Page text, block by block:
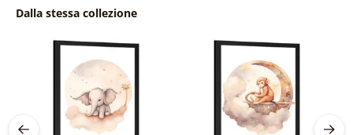
Dalla stessa collezione